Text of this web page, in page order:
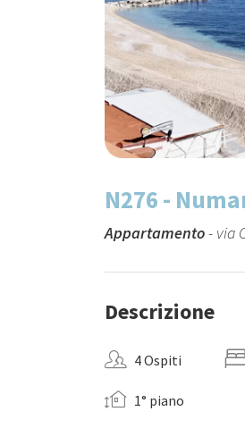
N276 -
Appartamento- via
Descrizione
4 Ospiti
1° piano